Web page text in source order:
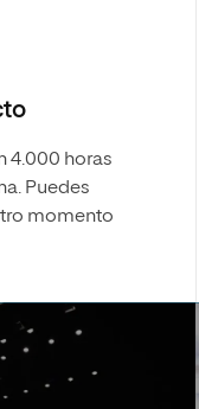
4.000 horas
Puedes
momento